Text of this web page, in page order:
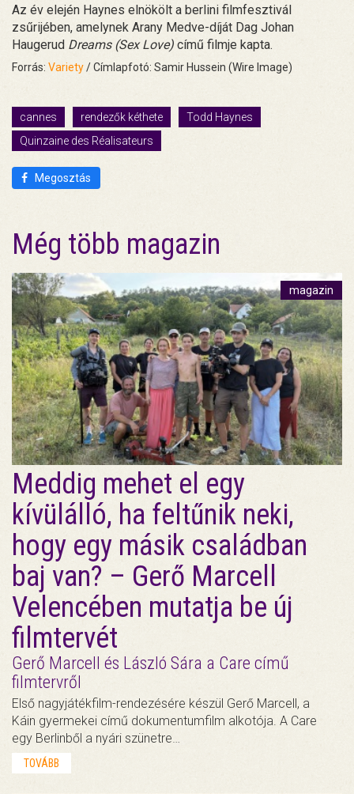
Az év elején Haynes elnökölt a berlini filmfesztivál
zsűrijében, amelynek Arany Medve-díját Dag Johan
Haugerud Dreams (Sex Love) című filmje kapta.
Forrás: Variety/ Címlapfotó: Samir Hussein (Wire Image)
cannes rendezők kéthete
Todd Haynes
Quinzaine des Réalisateurs
Megosztás
Még több magazin
magazin
Meddig mehet el egy
kívülálló, ha feltűnik neki,
hogy egy másik családban
baj van? – Gerő Marcell
Velencében mutatja be új
filmtervét
Gerő Marcell és László Sára a Care című
filmtervről
Első nagyjátékfilm-rendezésére készül Gerő Marcell, a
Káin gyermekei című dokumentumfilm alkotója. A Care
egy Berlinből a nyári szünetre…
TOVÁBB